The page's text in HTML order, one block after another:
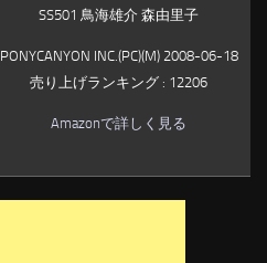
SS501 鳥海雄介 森由里子
PONYCANYON INC.(PC)(M) 2008-06-18
売り上げランキング : 12206
Amazonで詳しく見る